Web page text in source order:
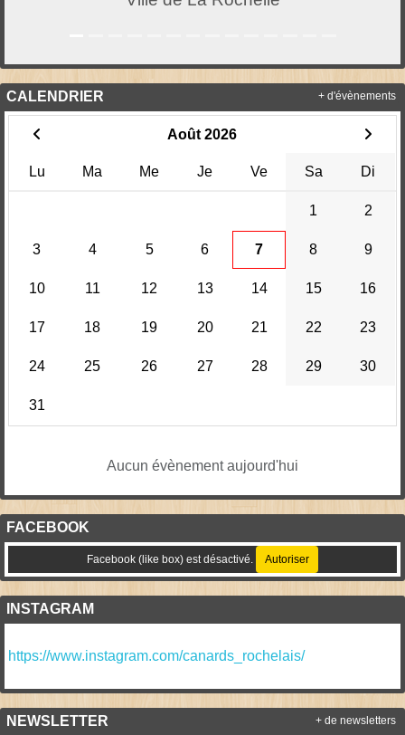
CALENDRIER
Août 2026
Lu Ma Me Je Ve Sa Di
1 2
3 4 5 6 7 8 9
10 11 12 13 14 15 16
17 18 19 20 21 22 23
24 25 26 27 28 29 30
31
Aucun évènement aujourd'hui
+ d'évènements
FACEBOOK
Facebook (like box) est désactivé. Autoriser
INSTAGRAM
https://www.instagram.com/canards_rochelais/
NEWSLETTER + de newsletters